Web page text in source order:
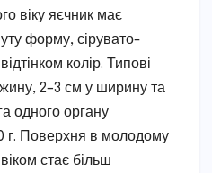
віку яєчник має
форму, сірувато-
колір. Типові
2–3 см у ширину та
одного органу
г. Поверхня в молодому
стає більш